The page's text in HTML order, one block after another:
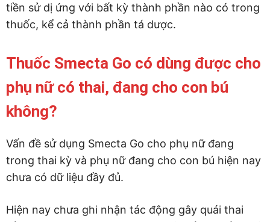
tiền sử dị ứng với bất kỳ thành phần nào có trong
thuốc, kể cả thành phần tá dược.
Thuốc Smecta Go có dùng được cho
phụ nữ có thai, đang cho con bú
không?
Vấn đề sử dụng Smecta Go cho phụ nữ đang
trong thai kỳ và phụ nữ đang cho con bú hiện nay
chưa có dữ liệu đầy đủ.
Hiện nay chưa ghi nhận tác động gây quái thai